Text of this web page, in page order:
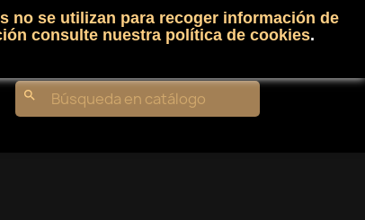
Iniciar sesión shopping_cartCarrito(0)
search
no se utilizan para recoger información de
consulte nuestra política de cookies.